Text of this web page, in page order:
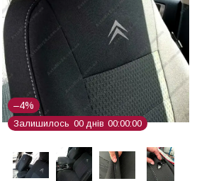
–4%
Залишилось 00 днів 00 00 00